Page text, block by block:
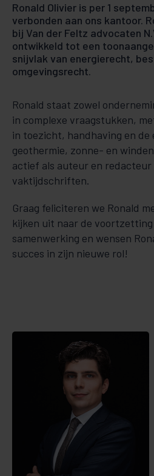
Ronald Olivier is per 1
verbonden aan ons kantoor.
bij Van der Feltz advocaten
ontwikkeld tot een
snijvlak van energierecht,
omgevingsrecht.
Ronald staat zowel
in complexe vraagstukken,
in toezicht, handhaving en de
geothermie, zonne- en
actief als auteur en
vaktijdschriften.
Graag feliciteren we Ronald
kijken uit naar de
samenwerking en wensen
succes in zijn nieuwe rol!